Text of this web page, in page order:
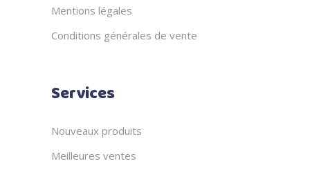
Mentions légales
Conditions générales de vente
Services
Nouveaux produits
Meilleures ventes